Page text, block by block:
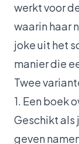
werkt voor
waarin haar
joke uit het
manier die
Twee
1. Een boek
Geschikt als
geven